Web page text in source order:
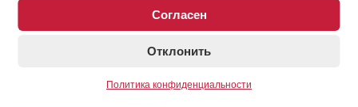
Согласен
Отклонить
Политика конфиденциальности